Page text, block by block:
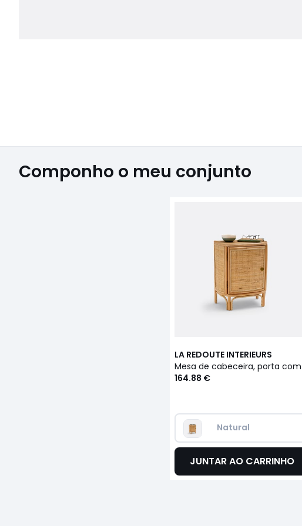
Componho o meu conjunto
LA REDOUTE INTERIEURS
164.88 €
Natural
JUNTAR AO CARRINHO